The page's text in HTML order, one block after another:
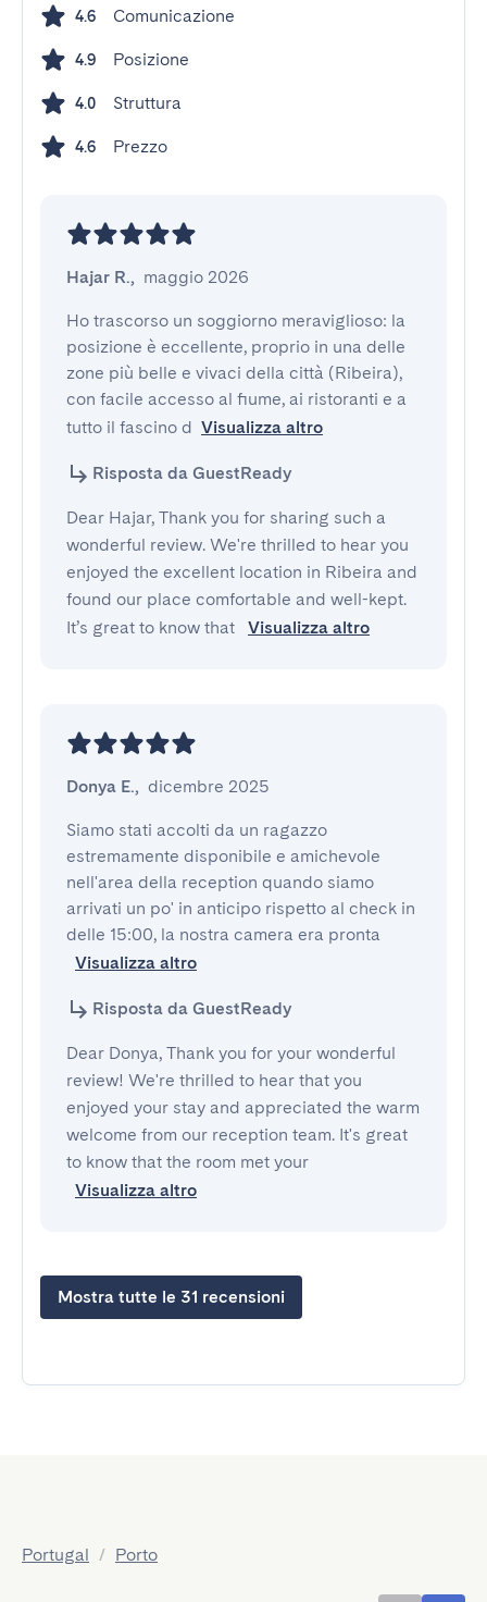
4.6 Comunicazione
4.9 Posizione
4.0 Struttura
4.6 Prezzo
Hajar R., maggio 2026
Ho trascorso un soggiorno meraviglioso: la
posizione è eccellente, proprio in una delle
zone più belle e vivaci della città (Ribeira),
con facile accesso al fiume, ai ristoranti e a
tutto il fascino d Visualizza altro
Risposta da GuestReady
Dear Hajar, Thank you for sharing such a
wonderful review. We're thrilled to hear you
enjoyed the excellent location in Ribeira and
found our place comfortable and well-kept.
It’s great to know that
Visualizza altro
Donya E., dicembre 2025
Siamo stati accolti da un ragazzo
estremamente disponibile e amichevole
nell'area della reception quando siamo
arrivati un po' in anticipo rispetto al check in
delle 15:00, la nostra camera era pronta
Visualizza altro
Risposta da GuestReady
Dear Donya, Thank you for your wonderful
review! We're thrilled to hear that you
enjoyed your stay and appreciated the warm
welcome from our reception team. It's great
to know that the room met your
Visualizza altro
Mostra tutte le 31 recensioni
Portugal / Porto